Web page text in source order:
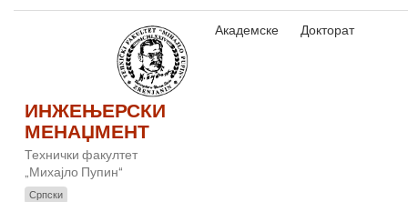
ИНЖЕЊЕРСКИ
МЕНАЏМЕНТ
Технички факултет
„Михајло Пупин“
Српски
Академске Докторат